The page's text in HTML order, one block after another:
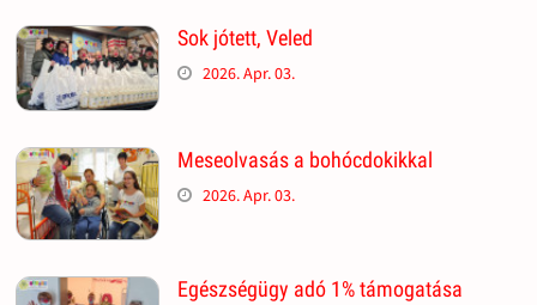
Sok jótett, Veled
2026. Apr. 03.
Meseolvasás a bohócdokikkal
2026. Apr. 03.
Egészségügy adó 1% támogatása